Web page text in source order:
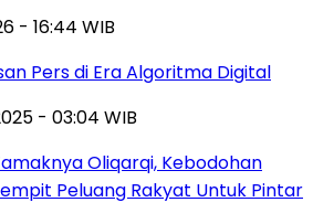
- 16:44 WIB
Pers di Era Algoritma Digital
- 03:04 WIB
Oliqarqi, Kebodohan
Peluang Rakyat Untuk Pintar